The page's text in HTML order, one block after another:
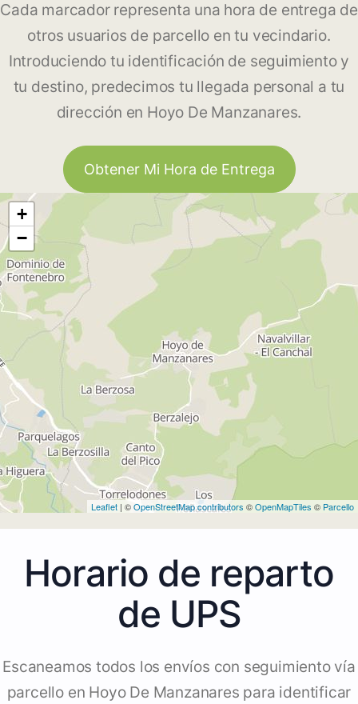
Cada marcador representa una hora de entrega de
otros usuarios de parcello en tu vecindario.
Introduciendo tu identificación de seguimiento y
tu destino, predecimos tu llegada personal a tu
dirección en Hoyo De Manzanares.
Obtener Mi Hora de Entrega
+
−
Leaflet | ©OpenStreetMap contributors ©OpenMapTiles © Parcello
Horario de reparto
de UPS
Escaneamos todos los envíos con seguimiento vía
parcello en Hoyo De Manzanares para identificar